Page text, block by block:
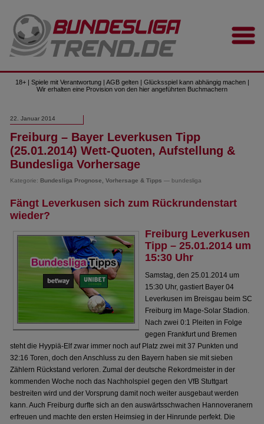
18+ | Spiele mit Verantwortung | AGB gelten | Glücksspiel kann abhängig machen |
Wir erhalten eine Provision von den hier angeführten Buchmachern
22. Januar 2014
Freiburg – Bayer Leverkusen Tipp
(25.01.2014) Wett-Quoten, Aufstellung &
Bundesliga Vorhersage
Kategorie: Bundesliga Prognose, Vorhersage & Tipps — bundesliga
Fängt Leverkusen sich zum Rückrundenstart
wieder?
Freiburg Leverkusen
Tipp – 25.01.2014 um
15:30 Uhr
Samstag, den 25.01.2014 um
15:30 Uhr, gastiert Bayer 04
Leverkusen im Breisgau beim SC
Freiburg im Mage-Solar Stadion.
Nach zwei 0:1 Pleiten in Folge
gegen Frankfurt und Bremen
steht die Hyypiä-Elf zwar immer noch auf Platz zwei mit 37 Punkten und
32:16 Toren, doch den Anschluss zu den Bayern haben sie mit sieben
Zählern Rückstand verloren. Zumal der deutsche Rekordmeister in der
kommenden Woche noch das Nachholspiel gegen den VfB Stuttgart
bestreiten wird und der Vorsprung damit noch weiter ausgebaut werden
kann. Auch Freiburg durfte sich an den auswärtsschwachen Hannoveranern
erfreuen und machte den ersten Heimsieg in der Hinrunde perfekt. Die